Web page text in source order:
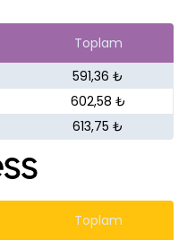
Toplam
591,36 ₺
602,58 ₺
613,75 ₺
Toplam